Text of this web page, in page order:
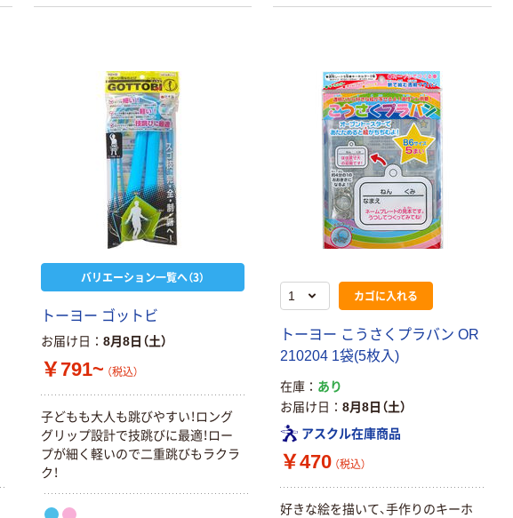
バリエーション一覧へ（3）
トーヨー ゴットビ
お届け日 8月8日（土）
￥791~ （税込）
子どもも大人も跳びやすい！ロング
グリップ設計で技跳びに最適！ロー
プが細く軽いので二重跳びもラクラ
ク！
カゴに入れる
トーヨー こうさくプラバン OR
210204 1袋(5枚入)
在庫
あり
お届け日
8月8日（土）
アスクル在庫商品
￥470 （税込）
好きな絵を描いて、手作りのキーホ